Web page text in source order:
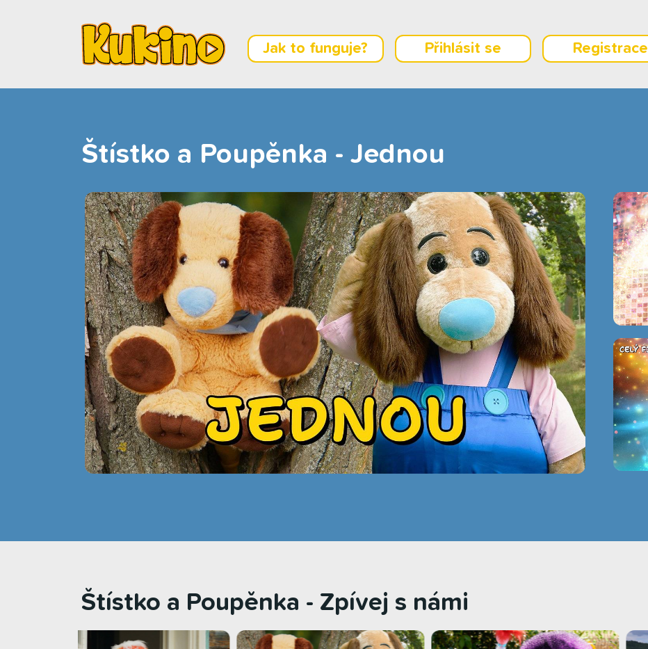
Jak to funguje? Přihlásit se Registrace
Štístko a Poupěnka - Jednou
Štístko a Poupěnka - Zpívej s námi